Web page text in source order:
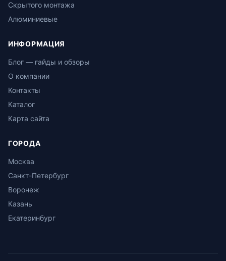
Скрытого монтажа
Алюминиевые
ИНФОРМАЦИЯ
Блог — гайды и обзоры
О компании
Контакты
Каталог
Карта сайта
ГОРОДА
Москва
Санкт-Петербург
Воронеж
Казань
Екатеринбург